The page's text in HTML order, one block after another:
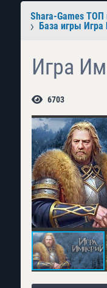
Shara-Games ТОП
База игры
Игра
6703